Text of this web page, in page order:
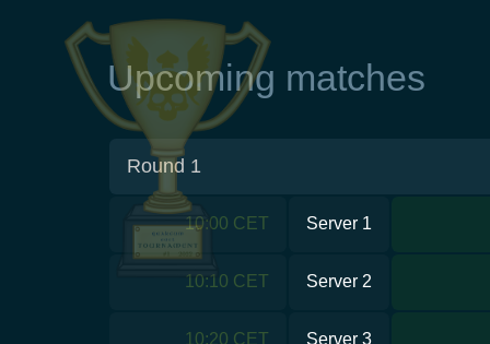
Upcoming matches
Round 1
10:00 CET Server 1
10:10 CET Server 2
10:20 CET Server 3